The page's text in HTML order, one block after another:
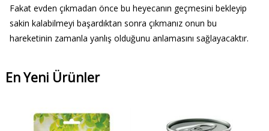
Fakat evden çıkmadan önce bu heyecanın geçmesini bekleyip
sakin kalabilmeyi başardıktan sonra çıkmanız onun bu
hareketinin zamanla yanlış olduğunu anlamasını sağlayacaktır.
En Yeni Ürünler